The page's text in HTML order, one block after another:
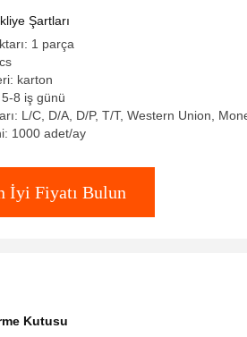
Şartları
1 parça
karton
8 iş günü
L/C, D/A, D/P, T/T, Western Union,
1000 adet/ay
İyi Fiyatı Bulun
Kutusu